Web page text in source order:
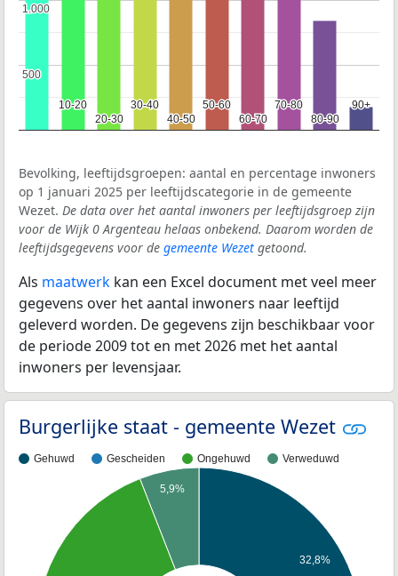
10-20
10-20
20-30
20-30
30-40
30-40
40-50
40-50
50-60
50-60
60-70
60-70
70-80
70-80
80-90
80-90
90+
90+
500
500
1.000
1.000
Bevolking, leeftijdsgroepen: aantal en percentage inwoners
op 1 januari 2025 per leeftijdscategorie in de gemeente
Wezet. De data over het aantal inwoners per leeftijdsgroep zijn
voor de Wijk 0 Argenteau helaas onbekend. Daarom worden de
leeftijdsgegevens voor de gemeente Wezet getoond.
Als maatwerk kan een Excel document met veel meer
gegevens over het aantal inwoners naar leeftijd
geleverd worden. De gegevens zijn beschikbaar voor
de periode 2009 tot en met 2026 met het aantal
inwoners per levensjaar.
Burgerlijke staat - gemeente Wezet
Gehuwd Gescheiden Ongehuwd Verweduwd
32,8%
5,9%